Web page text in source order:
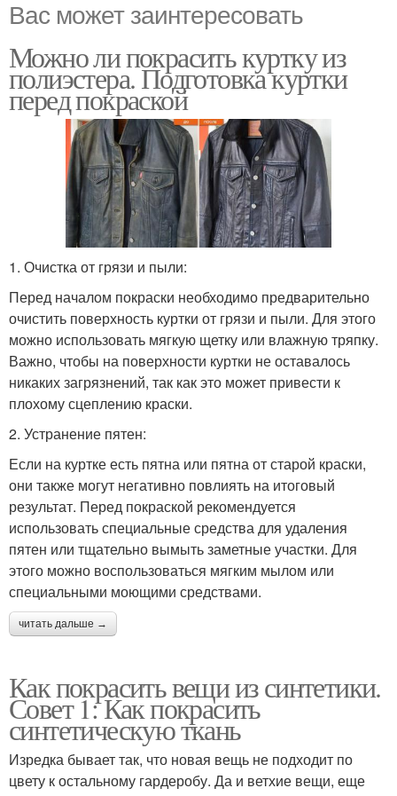
Вас может заинтересовать
Можно ли покрасить куртку из
полиэстера. Подготовка куртки
перед покраской
1. Очистка от грязи и пыли:
Перед началом покраски необходимо предварительно
очистить поверхность куртки от грязи и пыли. Для этого
можно использовать мягкую щетку или влажную тряпку.
Важно, чтобы на поверхности куртки не оставалось
никаких загрязнений, так как это может привести к
плохому сцеплению краски.
2. Устранение пятен:
Если на куртке есть пятна или пятна от старой краски,
они также могут негативно повлиять на итоговый
результат. Перед покраской рекомендуется
использовать специальные средства для удаления
пятен или тщательно вымыть заметные участки. Для
этого можно воспользоваться мягким мылом или
специальными моющими средствами.
читать дальше →
Как покрасить вещи из синтетики.
Совет 1: Как покрасить
синтетическую ткань
Изредка бывает так, что новая вещь не подходит по
цвету к остальному гардеробу. Да и ветхие вещи, еще